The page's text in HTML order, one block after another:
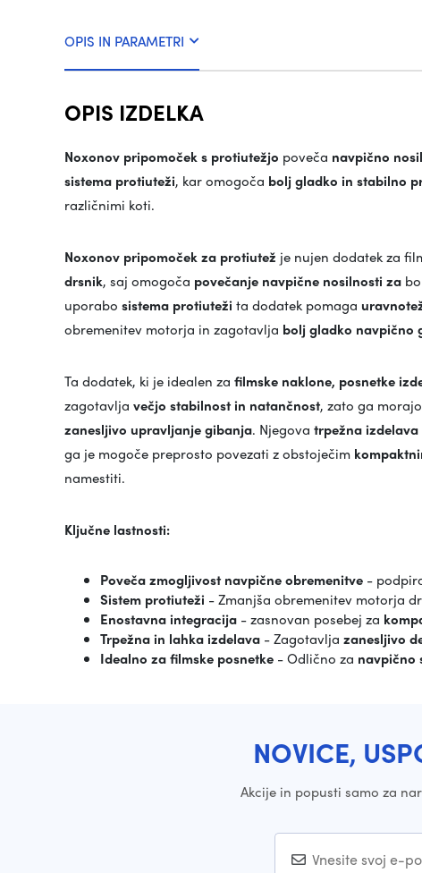
OPIS IN PARAMETRI
OPIS IZDELKA
Noxonov pripomoček s protiutežjo poveča navpično
sistema protiuteži, kar omogoča bolj gladko in stabilno
različnimi koti.
Noxonov pripomoček za protiutež je nujen dodatek za
drsnik, saj omogoča povečanje navpične nosilnosti za
uporabo sistema protiuteži ta dodatek pomaga
obremenitev motorja in zagotavlja bolj gladko navpično
Ta dodatek, ki je idealen za filmske naklone, posnetke
zagotavlja večjo stabilnost in natančnost, zato ga
zanesljivo upravljanje gibanja. Njegova trpežna izdelava
ga je mogoče preprosto povezati z obstoječim
namestiti.
Ključne lastnosti:
Poveča zmogljivost navpične obremenitve -
Sistem protiuteži - Zmanjša obremenitev motorja
Enostavna integracija - zasnovan posebej za
Trpežna in lahka izdelava - Zagotavlja zanesljivo
Idealno za filmske posnetke - Odlično za navpično
NOVICE,
Akcije in popusti samo za